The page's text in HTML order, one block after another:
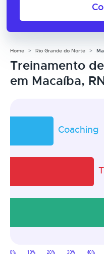
Home Rio Grande do Norte
Treinamento
em Macaíba,